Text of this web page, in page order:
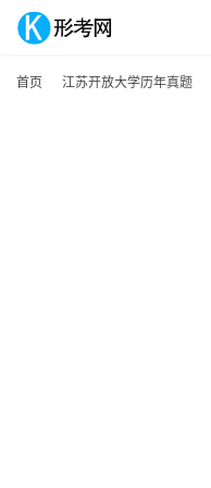
首页 江苏开放大学历年真题